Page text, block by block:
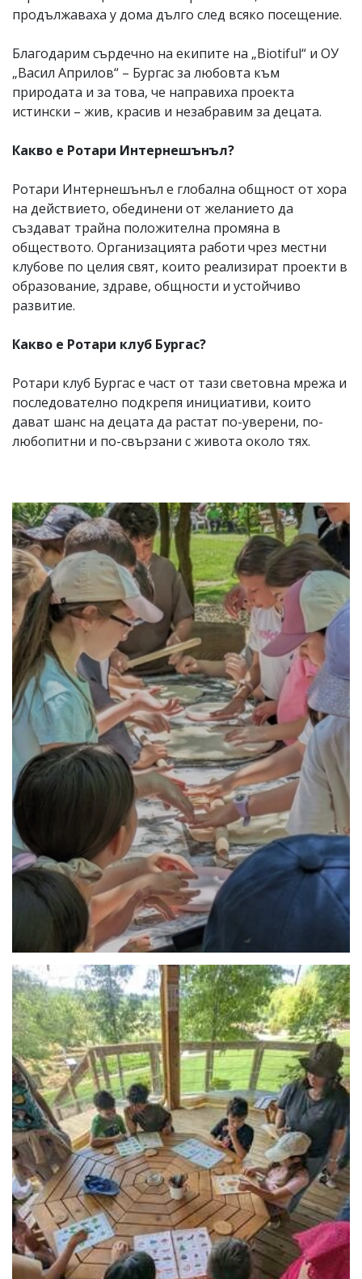
продължаваха у дома дълго след всяко посещение.
Благодарим сърдечно на екипите на „Biotiful“ и ОУ
„Васил Априлов“ – Бургас за любовта към
природата и за това, че направиха проекта
истински – жив, красив и незабравим за децата.
Какво е Ротари Интернешънъл?
Ротари Интернешънъл е глобална общност от хора
на действието, обединени от желанието да
създават трайна положителна промяна в
обществото. Организацията работи чрез местни
клубове по целия свят, които реализират проекти в
образование, здраве, общности и устойчиво
развитие.
Какво е Ротари клуб Бургас?
Ротари клуб Бургас е част от тази световна мрежа и
последователно подкрепя инициативи, които
дават шанс на децата да растат по-уверени, по-
любопитни и по-свързани с живота около тях.